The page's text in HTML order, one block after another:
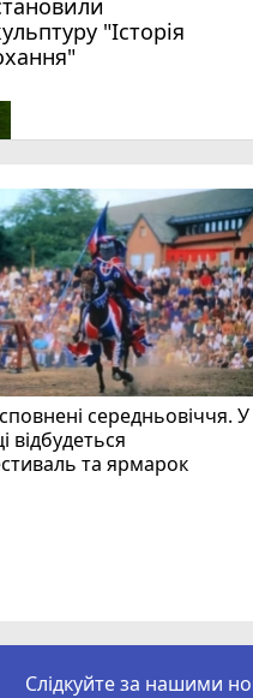
"Історія
сповнені середньовіччя. У
відбудеться
та ярмарок
Слідкуйте за нашими